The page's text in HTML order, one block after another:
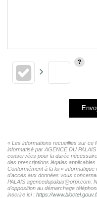
« Les informations recueillies sur ce
informatisé par AGENCE DU
conservées pour la durée
des prescriptions légales
Conformément à la loi «
d'accès aux données vous
PALAIS agencedupalais@orpi.com.
d'opposition au démarchage
inscrire ici : https://